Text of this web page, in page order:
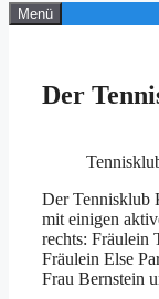
Menü
Der
Der Tennisklub
mit einigen
rechts: Fräulein
Fräulein Else
Frau Bernstein